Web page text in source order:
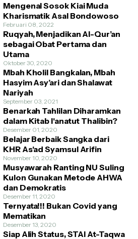
Mengenal Sosok Kiai Muda
Kharismatik Asal Bondowoso
Februari 08, 2022
Ruqyah, Menjadikan Al-Qur’an
sebagai Obat Pertama dan
Utama
Oktober 30, 2020
Mbah Kholil Bangkalan, Mbah
Hasyim Asy’ari dan Shalawat
Nariyah
September 03, 2021
Benarkah Tahlilan Diharamkan
dalam Kitab I'anatut Thalibin?
Desember 01, 2020
Belajar Berbaik Sangka dari
KHR As'ad Syamsul Arifin
November 10, 2020
Musyawarah Ranting NU Suling
Kulon Gunakan Metode AHWA
dan Demokratis
Desember 11, 2020
Ternyata!!! Bukan Covid yang
Mematikan
Desember 13, 2020
Siap Alih Status, STAI At-Taqwa